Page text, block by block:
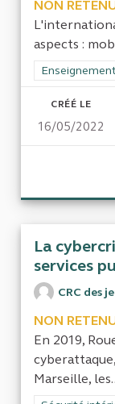
NON
aspects :
Filtrer les
CRÉÉ LE
16/05/2022
La
services
CRC des
NON
En 2019,
Marseille,